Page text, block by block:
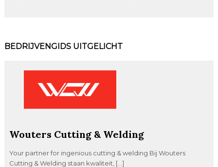
BEDRIJVENGIDS UITGELICHT
Wouters Cutting & Welding
Your partner for ingenious cutting & welding Bij Wouters
Cutting & Welding staan kwaliteit, […]